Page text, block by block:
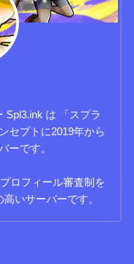
Spl3.ink は 「スプラ
セプトに2019年から
ーです。
ロフィール審査制を
いサーバーです。